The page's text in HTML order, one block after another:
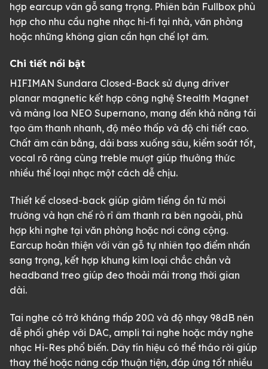
hợp earcup vân gỗ sang trọng. Phiên bản Fullbox phù
hợp cho nhu cầu nghe nhạc hi-fi tại nhà, văn phòng
hoặc những không gian cần hạn chế lọt âm.
Chi tiết nổi bật
HIFIMAN Sundara Closed-Back sử dụng driver
planar magnetic kết hợp công nghệ Stealth Magnet
và màng loa NEO Supernano, mang đến khả năng tái
tạo âm thanh nhanh, độ méo thấp và độ chi tiết cao.
Chất âm cân bằng, dải bass xuống sâu, kiểm soát tốt,
vocal rõ ràng cùng treble mượt giúp thưởng thức
nhiều thể loại nhạc một cách dễ chịu.
Thiết kế closed-back giúp giảm tiếng ồn từ môi
trường và hạn chế rò rỉ âm thanh ra bên ngoài, phù
hợp khi nghe tại văn phòng hoặc nơi công cộng.
Earcup hoàn thiện với vân gỗ tự nhiên tạo điểm nhấn
sang trọng, kết hợp khung kim loại chắc chắn và
headband treo giúp đeo thoải mái trong thời gian
dài.
Tai nghe có trở kháng thấp 20Ω và độ nhạy 98dB nên
dễ phối ghép với DAC, ampli tai nghe hoặc máy nghe
nhạc Hi-Res phổ biến. Dây tín hiệu có thể tháo rời giúp
thay thế hoặc nâng cấp thuận tiện, đáp ứng tốt nhiều